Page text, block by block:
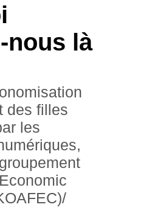
nous là
des filles
les